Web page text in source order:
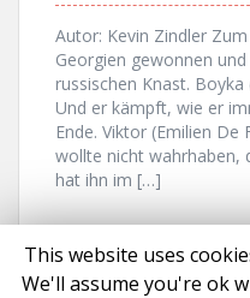
Autor: Kevin Zindler
Georgien gewonnen
russischen Knast.
Und er kämpft, wie er
Ende. Viktor (Emilien
wollte nicht wahrhaben,
hat ihn im […]
This website uses
We'll assume you're ok